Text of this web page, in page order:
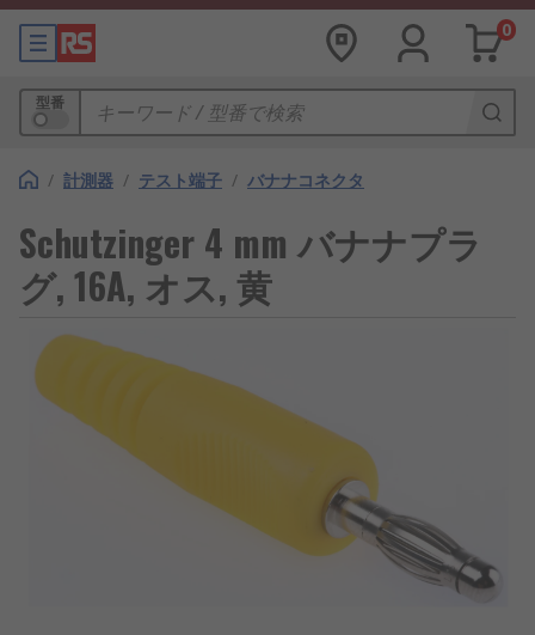
0
型番
/ 計測器 / テスト端子 / バナナコネクタ
Schutzinger 4 mm バナナプラ
グ, 16A, オス, 黄